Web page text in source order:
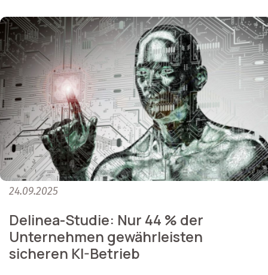
24.09.2025
Delinea-Studie: Nur 44 % der
Unternehmen gewährleisten
sicheren KI-Betrieb